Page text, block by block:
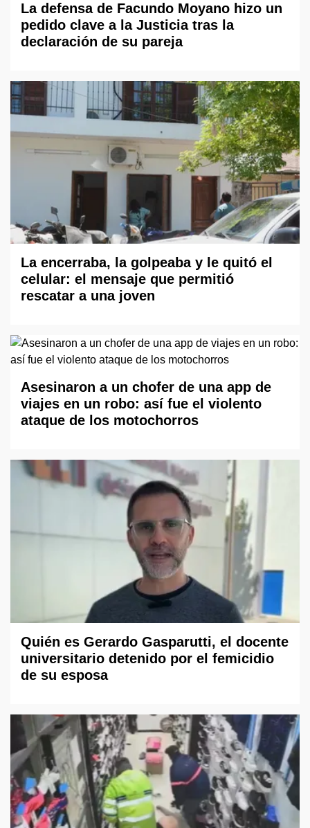
La defensa de Facundo Moyano hizo un
pedido clave a la Justicia tras la
declaración de su pareja
La encerraba, la golpeaba y le quitó el
celular: el mensaje que permitió
rescatar a una joven
Asesinaron a un chofer de una app de
viajes en un robo: así fue el violento
ataque de los motochorros
Quién es Gerardo Gasparutti, el docente
universitario detenido por el femicidio
de su esposa